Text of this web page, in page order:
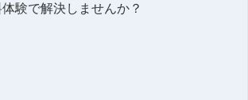
験で解決しませんか？